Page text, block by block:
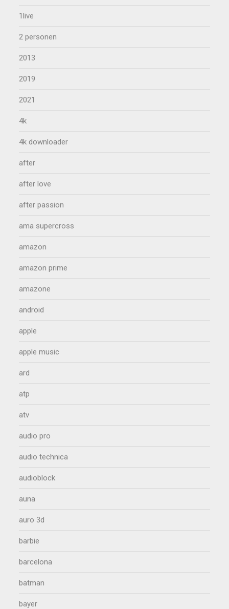
1live
2 personen
2013
2019
2021
4k
4k downloader
after
after love
after passion
ama supercross
amazon
amazon prime
amazone
android
apple
apple music
ard
atp
atv
audio pro
audio technica
audioblock
auna
auro 3d
barbie
barcelona
batman
bayer